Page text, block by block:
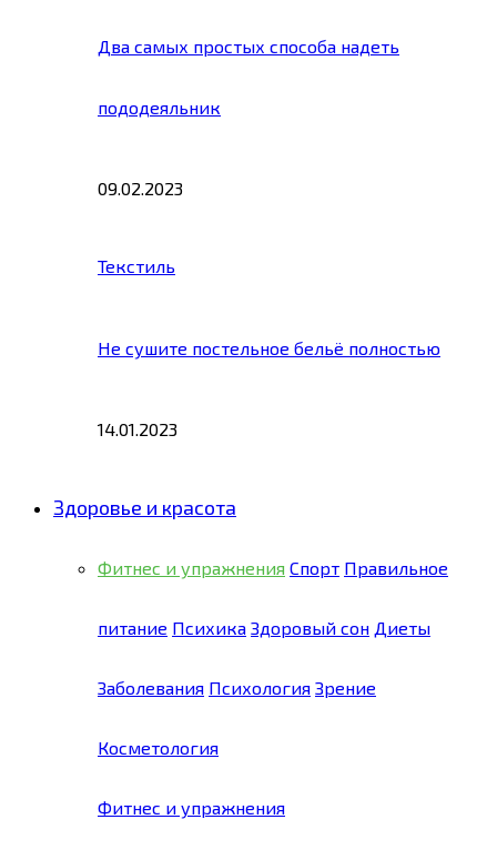
Два самых простых способа надеть
пододеяльник
09.02.2023
Текстиль
Не сушите постельное бельё полностью
14.01.2023
Здоровье и красота
Фитнес и упражнения Спорт Правильное
питание Психика Здоровый сон Диеты
Заболевания Психология Зрение
Косметология
Фитнес и упражнения